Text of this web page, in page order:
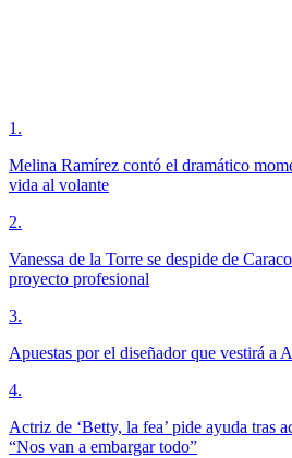
1 .
Melina Ramírez contó el dramático
vida al volante
2.
Vanessa de la Torre se despide de
proyecto profesional
3.
Apuestas por el diseñador que vestirá a
4.
Actriz de ‘Betty, la fea’ pide ayuda tras
“Nos van a embargar todo”